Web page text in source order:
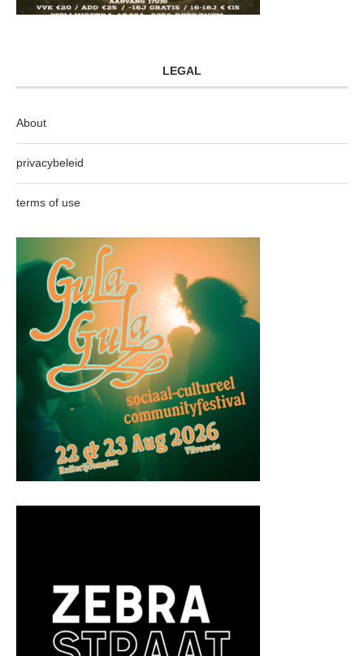
LEGAL
About
privacybeleid
terms of use